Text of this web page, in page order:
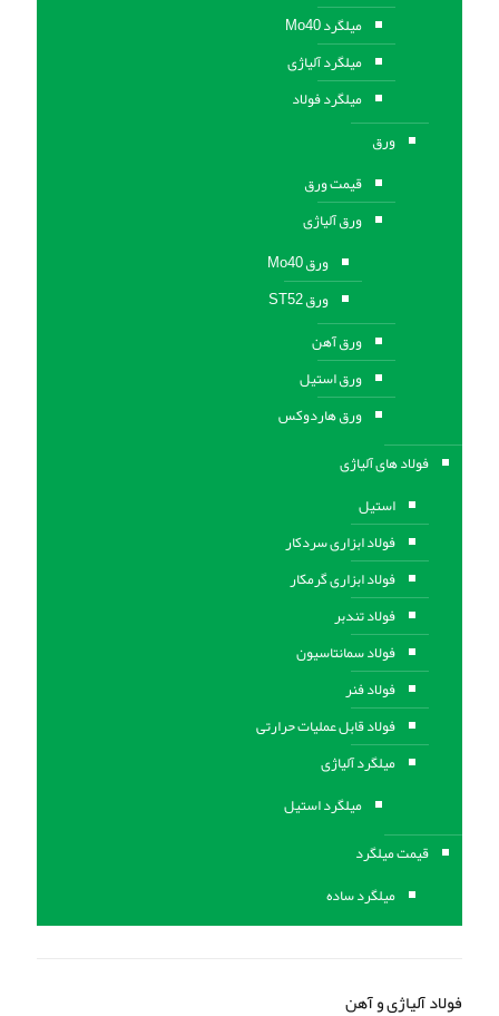
میلگرد Mo40
میلگرد آلیاژی
میلگرد فولاد
ورق
قیمت ورق
ورق آلیاژی
ورق Mo40
ورق ST52
ورق آهن
ورق استيل
ورق هاردوکس
فولاد های آلیاژی
استیل
فولاد ابزاری سردکار
فولاد ابزاری گرمکار
فولاد تندبر
فولاد سمانتاسیون
فولاد فنر
فولاد قابل عملیات حرارتی
ميلگرد آلیاژی
میلگرد استیل
قیمت میلگرد
میلگرد ساده
فولاد آلیاژی و آهن